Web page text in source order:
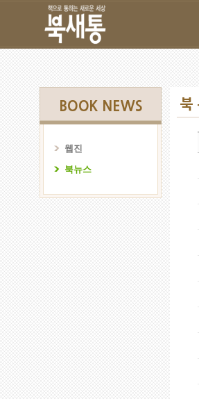
BOOK NEWS
웹진
북뉴스
북